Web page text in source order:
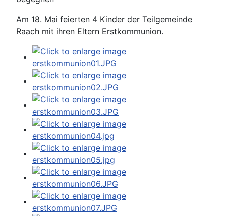
Am 18. Mai feierten 4 Kinder der Teilgemeinde
Raach mit ihren Eltern Erstkommunion.